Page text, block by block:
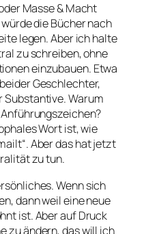
Masse & Macht
die Bücher nach
legen. Aber ich halte
zu schreiben, ohne
einzubauen. Etwa
Geschlechter,
Substantive. Warum
Wort ist, wie
Aber das hat jetzt
zu tun.
Wenn sich
dann weil eine neue
ist. Aber auf Druck
zu ändern, das will ich